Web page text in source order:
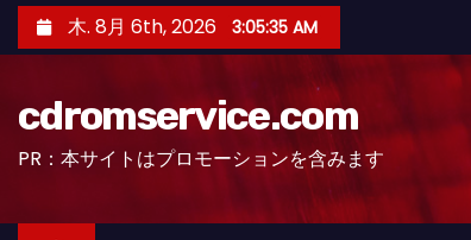
ン
木. 8月 6th, 2026 3:05:36 AM
cdromservice.com
PR：本サイトはプロモーションを含みます